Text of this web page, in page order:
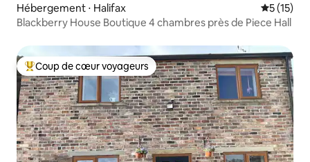
Hébergement ⋅ Halifax
5 (15)
Blackberry House Boutique 4 chambres près de Piece Hall
Coups de cœur voyageurs les plus appréciés
Coup de cœur voyageurs